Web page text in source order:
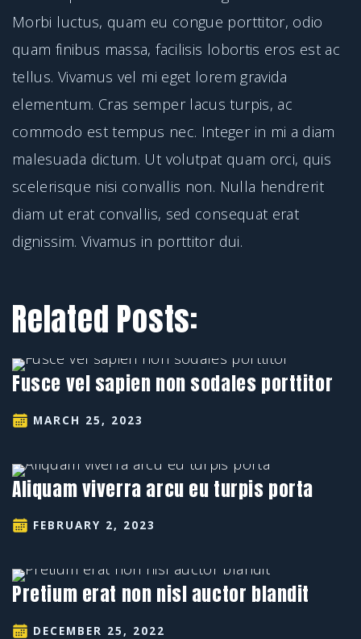
Morbi luctus, quam eu congue porttitor, odio
quam finibus massa, facilisis lobortis eros est ac
tellus. Vivamus vel mi eget lorem gravida
elementum. Cras semper lacus turpis, ac
commodo est tempus nec. Integer in mi a diam
malesuada dictum. Ut volutpat quam orci, quis
scelerisque nisi convallis non. Nulla hendrerit
diam ut erat convallis, sed consequat erat
dignissim. Vivamus in porttitor dui.
Related Posts:
Fusce vel sapien non sodales porttitor
MARCH 25, 2023
Aliquam viverra arcu eu turpis porta
FEBRUARY 2, 2023
Pretium erat non nisl auctor blandit
DECEMBER 25, 2022